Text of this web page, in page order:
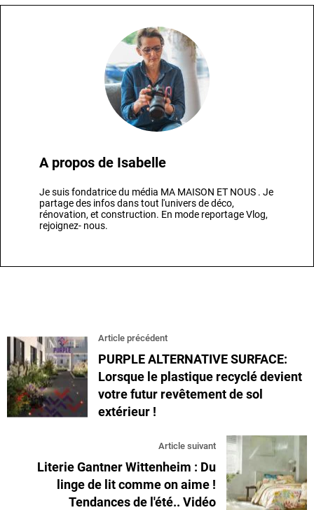
A propos de Isabelle
Je suis fondatrice du média MA MAISON ET NOUS . Je
partage des infos dans tout l'univers de déco,
rénovation, et construction. En mode reportage Vlog,
rejoignez- nous.
Article précédent
PURPLE ALTERNATIVE SURFACE:
Lorsque le plastique recyclé devient
votre futur revêtement de sol
extérieur !
Article suivant
Literie Gantner Wittenheim : Du
linge de lit comme on aime !
Tendances de l'été.. Vidéo